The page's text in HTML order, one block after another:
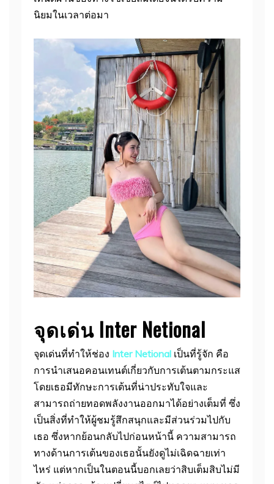
นิยมในเวลาต่อมา
จุดเด่น Inter Netional
จุดเด่นที่ทำให้ช่อง Inter Netional เป็นที่รู้จัก คือ
การนำเสนอคอนเทนต์เกี่ยวกับการเต้นตามกระแส
โดยเธอมีทักษะการเต้นที่น่าประทับใจและ
สามารถถ่ายทอดพลังงานออกมาได้อย่างเต็มที่ ซึ่ง
เป็นสิ่งที่ทำให้ผู้ชมรู้สึกสนุกและมีส่วนร่วมไปกับ
เธอ ซึ่งหากย้อนกลับไปก่อนหน้านี้ ความสามารถ
ทางด้านการเต้นของเธอนั้นยังดูไม่เฉิดฉายเท่า
ไหร่ แต่หากเป็นในตอนนี้บอกเลยว่าสิบเต็มสิบไม่มี